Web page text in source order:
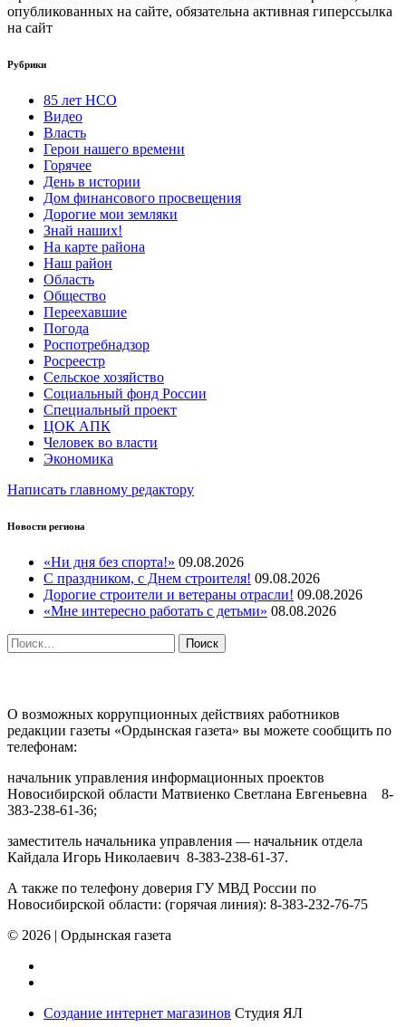
опубликованных на сайте, обязательна активная гиперссылка
на сайт
Рубрики
85 лет НСО
Видео
Власть
Герои нашего времени
Горячее
День в истории
Дом финансового просвещения
Дорогие мои земляки
Знай наших!
На карте района
Наш район
Область
Общество
Переехавшие
Погода
Роспотребнадзор
Росреестр
Сельское хозяйство
Социальный фонд России
Специальный проект
ЦОК АПК
Человек во власти
Экономика
Написать главному редактору
Новости региона
«Ни дня без спорта!» 09.08.2026
С праздником, с Днем строителя! 09.08.2026
Дорогие строители и ветераны отрасли! 09.08.2026
«Мне интересно работать с детьми» 08.08.2026
Найти:
О возможных коррупционных действиях работников
редакции газеты «Ордынская газета» вы можете сообщить по
телефонам:
начальник управления информационных проектов
Новосибирской области Матвиенко Светлана Евгеньевна 8-
383-238-61-36;
заместитель начальника управления — начальник отдела
Кайдала Игорь Николаевич 8-383-238-61-37.
А также по телефону доверия ГУ МВД России по
Новосибирской области: (горячая линия): 8-383-232-76-75
© 2026 | Ордынская газета
Создание интернет магазинов Студия ЯЛ